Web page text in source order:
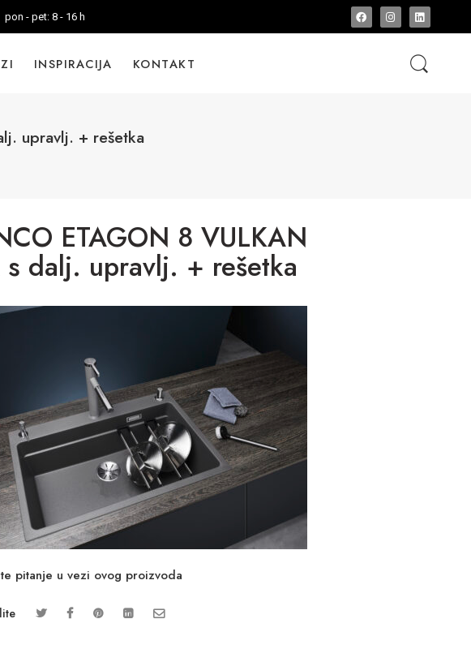
pon - pet: 8 - 16 h
INSPIRACIJA KONTAKT
upravlj. + rešetka
ETAGON 8 VULKAN
s dalj. upravlj. + rešetka
pitanje u vezi ovog proizvoda